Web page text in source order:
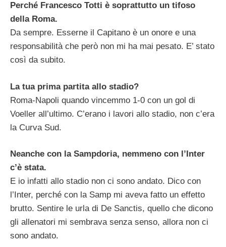
Perché Francesco Totti è soprattutto un tifoso
della Roma.
Da sempre. Esserne il Capitano è un onore e una
responsabilità che però non mi ha mai pesato. E’ stato
così da subito.
La tua prima partita allo stadio?
Roma-Napoli quando vincemmo 1-0 con un gol di
Voeller all’ultimo. C’erano i lavori allo stadio, non c’era
la Curva Sud.
Neanche con la Sampdoria, nemmeno con l’Inter
c’è stata.
E io infatti allo stadio non ci sono andato. Dico con
l’Inter, perché con la Samp mi aveva fatto un effetto
brutto. Sentire le urla di De Sanctis, quello che dicono
gli allenatori mi sembrava senza senso, allora non ci
sono andato.